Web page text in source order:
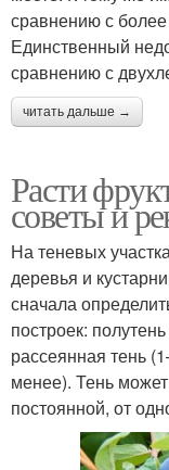
сравнению с
Единственный
сравнению с
читать дальше →
Расти
советы и
На теневых
деревья и
сначала
построек:
рассеянная тень
менее). Тень
постоянной, от